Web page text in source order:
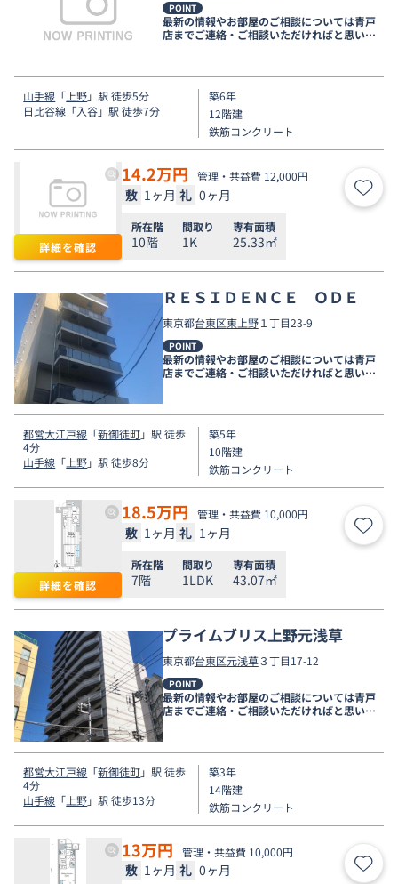
POINT
最新の情報やお部屋のご相談については青戸
店までご連絡・ご相談いただければと思いま
山手線 「上野」駅 徒歩5分
日比谷線 「入谷」駅 徒歩7分
築6年
12階建
鉄筋コンクリート
詳細を確認
14.2万円 管理・共益費 12,000円
敷 1ヶ月 礼 0ヶ月 お気
所在階
10階
間取り
1K
専有面積
25.33㎡
ＲＥＳＩＤＥＮＣＥ ＯＤＥ
東京都台東区東上野１丁目23-9
POINT
最新の情報やお部屋のご相談については青戸
店までご連絡・ご相談いただければと思いま
都営大江戸線 「新御徒町」駅 徒歩
4分
山手線 「 上野」駅 徒歩8分
築5年
10階建
鉄筋コンクリート
詳細を確認
18.5万円 管理・共益費 10,000円
敷 1ヶ月 礼 1ヶ月 お気
所在階
7階
間取り
1LDK
専有面積
43.07㎡
プライムブリス上野元浅草
東京都台東区元浅草３丁目17-12
POINT
最新の情報やお部屋のご相談については青戸
店までご連絡・ご相談いただければと思いま
す。
都営大江戸線 「新御徒町」駅 徒歩
4分
山手線 「 上野」駅 徒歩13分
築3年
14階建
鉄筋コンクリート
13万円 管理・共益費 10,000円
敷 1ヶ月 礼 0ヶ月 お気